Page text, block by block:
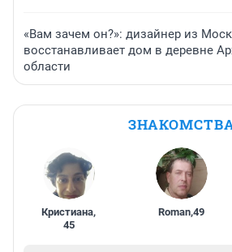
«Вам зачем он?»: дизайнер из
восстанавливает дом в деревне
области
Кристиана,
45
Roman,49